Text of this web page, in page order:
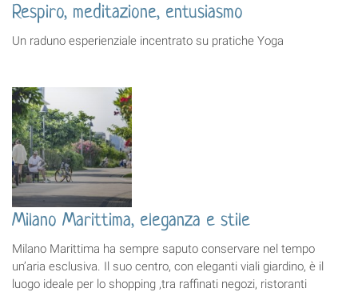
Respiro, meditazione, entusiasmo
Un raduno esperienziale incentrato su pratiche Yoga
Milano Marittima, eleganza e stile
Milano Marittima ha sempre saputo conservare nel tempo
un’aria esclusiva. Il suo centro, con eleganti viali giardino, è il
luogo ideale per lo shopping ,tra raffinati negozi, ristoranti